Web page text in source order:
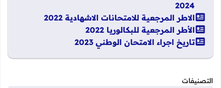
2024
​​الاطر المرجعية للامتحانات الاشهادية 2022
​​الأطر المرجعية للبكالوريا 2022
تاريخ اجراء الامتحان الوطني 2023
التصنيفات